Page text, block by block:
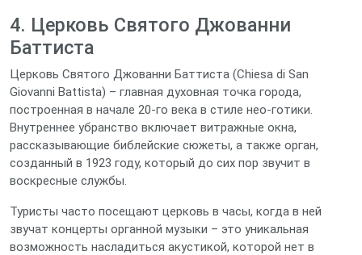
4. Церковь Святого Джованни
Баттиста
Церковь Святого Джованни Баттиста (Chiesa di San
Giovanni Battista) – главная духовная точка города,
построенная в начале 20‑го века в стиле нео‑готики.
Внутреннее убранство включает витражные окна,
рассказывающие библейские сюжеты, а также орган,
созданный в 1923 году, который до сих пор звучит в
воскресные службы.
Туристы часто посещают церковь в часы, когда в ней
звучат концерты органной музыки – это уникальная
возможность насладиться акустикой, которой нет в